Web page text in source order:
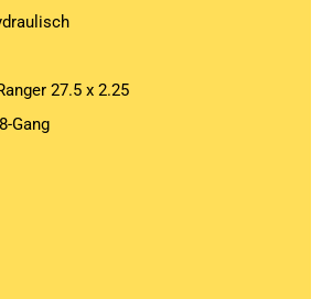
27.5 x 2.25
Gang